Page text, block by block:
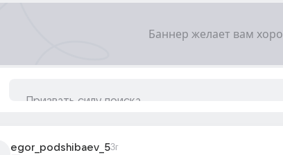
egor_podshibaev_53г